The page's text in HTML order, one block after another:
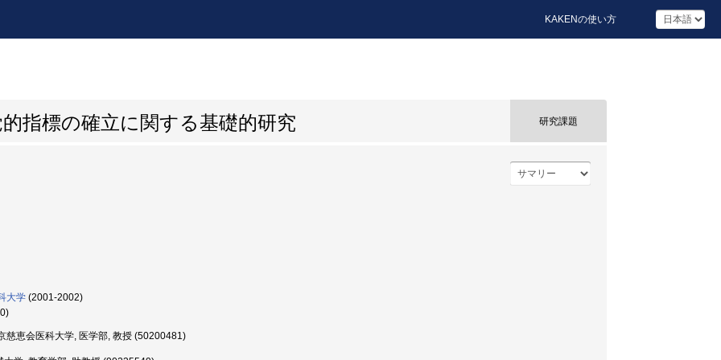
KAKENの使い方
指標の確立に関する基礎的研究 研究課題
大学 (2001-2002)
慈恵会医科大学, 医学部, 教授 (50200481)